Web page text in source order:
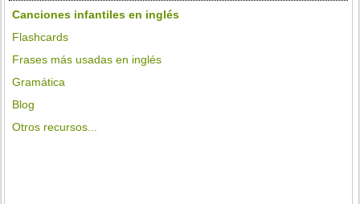
Canciones infantiles en inglés
Flashcards
Frases más usadas en inglés
Gramática
Blog
Otros recursos...